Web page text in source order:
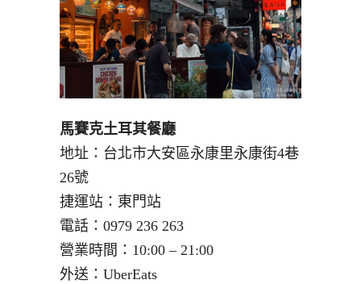
馬賽克土耳其餐廳
地址：台北市大安區永康里永康街4巷
26號
捷運站：東門站
電話：0979 236 263
營業時間：10:00 – 21:00
外送：UberEats